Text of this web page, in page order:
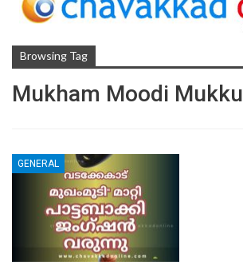
Browsing Tag
Mukham Moodi Mukku
GENERAL